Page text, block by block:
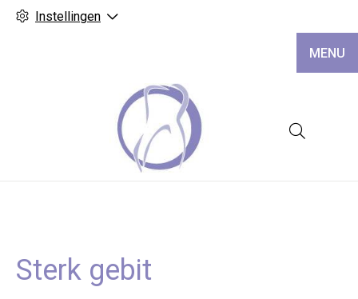
Instellingen
MENU
Sterk gebit